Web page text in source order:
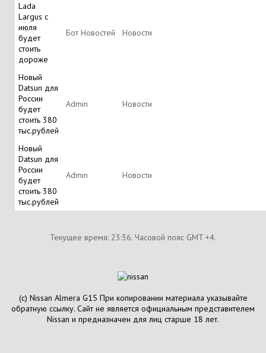
Lada
Largus с
июля
будет
стоить
дороже
Бот Новостей Новости
Новый
Datsun для
России
будет
стоить 380
тыс.рублей
Аdmin Новости
Новый
Datsun для
России
будет
стоить 380
тыс.рублей
Аdmin Новости
Текущее время: 23:36. Часовой пояс GMT +4.
(с) Nissan Almera G15 При копировании материала указывайте
обратную ссылку. Сайт не является официальным представителем
Nissan и предназначен для лиц старше 18 лет.